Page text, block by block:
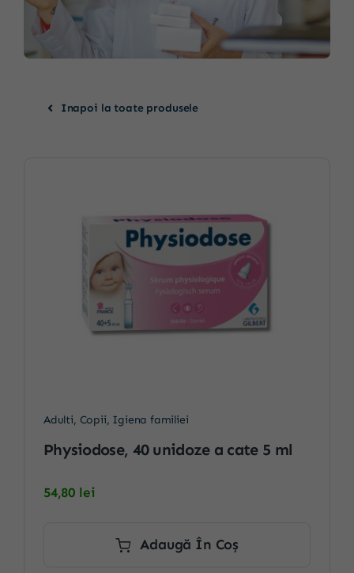
Inapoi la toate produsele
Adulti, Copii, Igiena familiei
Physiodose, 40 unidoze a cate 5 ml
54,80 lei
Adaugă În Coș